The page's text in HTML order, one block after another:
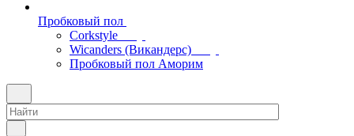
Пробковый пол
Corkstyle
Wicanders (Викандерс)
Пробковый пол Аморим